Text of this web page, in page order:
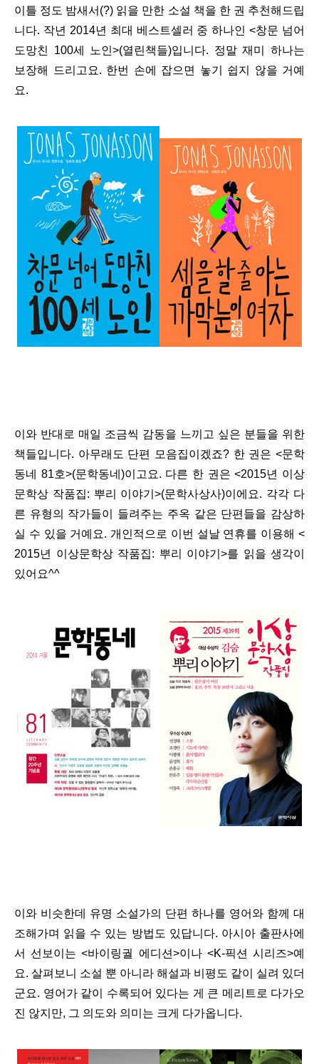
이틀 정도 밤새서(?) 읽을 만한 소설 책을 한 권 추천해드립
니다. 작년 2014년 최대 베스트셀러 중 하나인 <창문 넘어
도망친 100세 노인>(열린책들)입니다. 정말 재미 하나는
보장해 드리고요. 한번 손에 잡으면 놓기 쉽지 않을 거예
요.
이와 반대로 매일 조금씩 감동을 느끼고 싶은 분들을 위한
책들입니다. 아무래도 단편 모음집이겠죠? 한 권은 <문학
동네 81호>(문학동네)이고요. 다른 한 권은 <2015년 이상
문학상 작품집: 뿌리 이야기>(문학사상사)이에요. 각각 다
른 유형의 작가들이 들려주는 주옥 같은 단편들을 감상하
실 수 있을 거예요. 개인적으로 이번 설날 연휴를 이용해 <
2015년 이상문학상 작품집: 뿌리 이야기>를 읽을 생각이
있어요^^
이와 비슷한데 유명 소설가의 단편 하나를 영어와 함께 대
조해가며 읽을 수 있는 방법도 있답니다. 아시아 출판사에
서 선보이는 <바이링궐 에디션>이나 <K-픽션 시리즈>예
요. 살펴보니 소설 뿐 아니라 해설과 비평도 같이 실려 있더
군요. 영어가 같이 수록되어 있다는 게 큰 메리트로 다가오
진 않지만, 그 의도와 의미는 크게 다가옵니다.